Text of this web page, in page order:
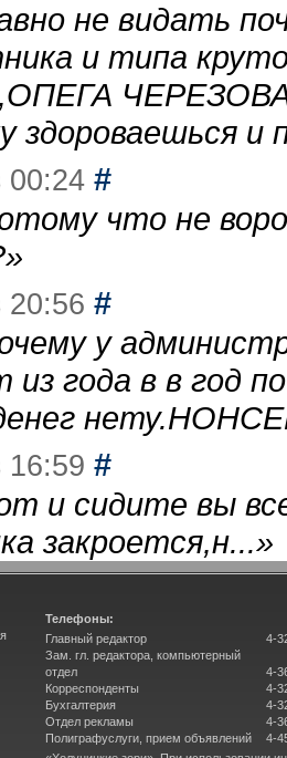
не видать
и типа
здороваешься
00:24 #
что не
»
20:56 #
у
года в в год
16:59 #
и сидите вы
закроется,н...»
Телефоны:
Главный редактор
Зам. гл. редактора, компьютерный
отдел
Корреспонденты
Бухгалтерия
Отдел рекламы
Полиграфуслуги, прием объявлений
4-
4-
4-
4-
4-
4-